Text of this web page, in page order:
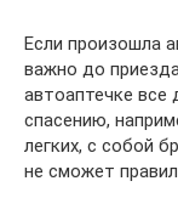
Если произошла
важно до
автоаптечке все
спасению,
легких, с собой
не сможет